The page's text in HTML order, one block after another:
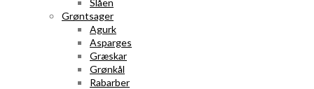
Slåen
Grøntsager
Agurk
Asparges
Græskar
Grønkål
Rabarber